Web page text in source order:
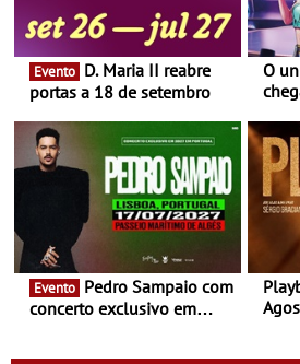
Evento
portas a 18 de setembro
O
Evento
concerto exclusivo em